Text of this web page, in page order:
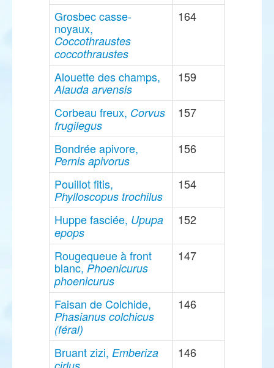
Grosbec casse-
noyaux,
Coccothraustes
coccothraustes
164
Alouette des champs,
Alauda arvensis
159
Corbeau freux, Corvus
frugilegus
157
Bondrée apivore,
Pernis apivorus
156
Pouillot fitis,
Phylloscopus trochilus
154
Huppe fasciée, Upupa
epops
152
Rougequeue à front
blanc, Phoenicurus
phoenicurus
147
Faisan de Colchide,
Phasianus colchicus
(féral)
146
Bruant zizi, Emberiza
146